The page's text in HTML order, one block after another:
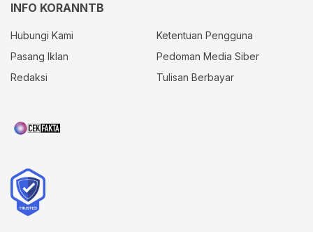
INFO KORANNTB
Hubungi Kami
Ketentuan Pengguna
Pasang Iklan
Pedoman Media Siber
Redaksi
Tulisan Berbayar